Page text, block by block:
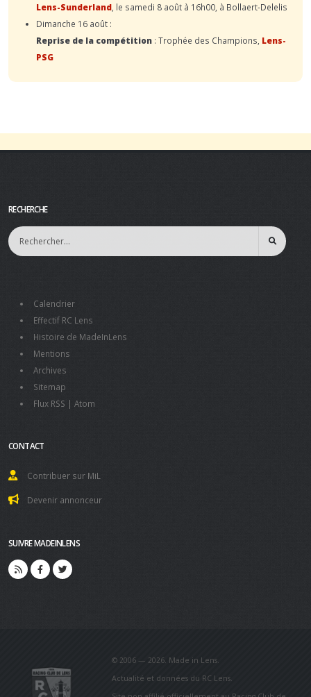
Lens-Sunderland , le samedi 8 août à 16h00, à Bollaert-Delelis
Dimanche 16 août :
Reprise de la compétition : Trophée des Champions, Lens-
PSG
RECHERCHE
Calendrier
Effectif RC Lens
Histoire de MadeInLens
Mentions
Archives
Sitemap
Flux RSS | Atom
CONTACT
Contribuer sur MiL
Devenir annonceur
SUIVRE MADEINLENS
© 2006 — 2026. Made in Lens.
Actualité et données du RC Lens.